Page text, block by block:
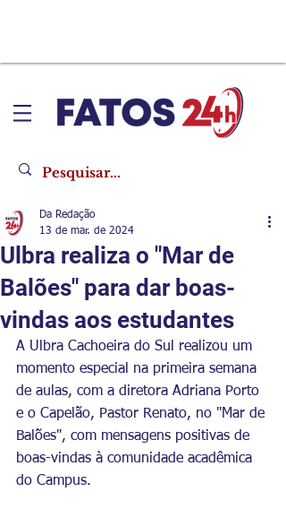
Ulbra realiza o "Mar de
Balões" para dar boas-
vindas aos estudantes
Da Redação
13 de mar. de 2024
A Ulbra Cachoeira do Sul realizou um
momento especial na primeira semana
de aulas, com a diretora Adriana Porto
e o Capelão, Pastor Renato, no "Mar de
Balões", com mensagens positivas de
boas-vindas à comunidade acadêmica
do Campus.